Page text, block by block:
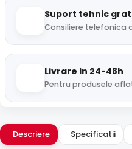
Suport tehnic
Consiliere telefonica
Livrare in 24-48h
Pentru produsele
Descriere Specificatii